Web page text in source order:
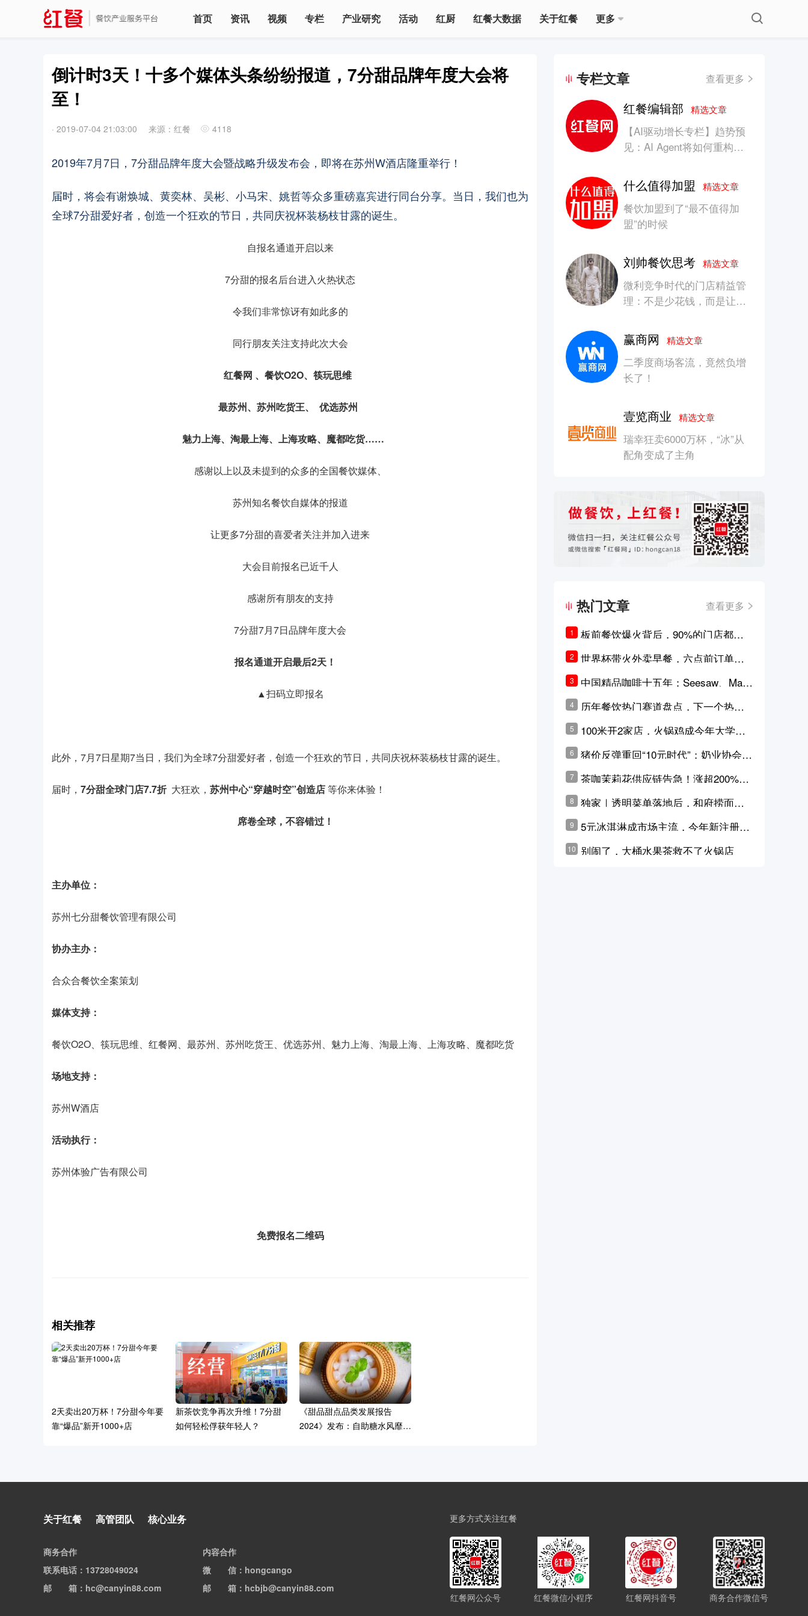
首页 资讯 视频 专栏 产业研究 活动 红厨 红餐大数据 关于红餐 更多
倒计时3天！十多个媒体头条纷纷报道，7分甜品牌年度大会将
至！
· 2019-07-04 21:03:00 来源：红餐 4118
2019年7月7日，7分甜品牌年度大会暨战略升级发布会，即将在苏州W酒店隆重举行！
届时，将会有谢焕城、黄奕林、吴彬、小马宋、姚哲等众多重磅嘉宾进行同台分享。当日，我们也为
全球7分甜爱好者，创造一个狂欢的节日，共同庆祝杯装杨枝甘露的诞生。
自报名通道开启以来
7分甜的报名后台进入火热状态
令我们非常惊讶有如此多的
同行朋友关注支持此次大会
红餐网 、餐饮O2O、筷玩思维
最苏州、苏州吃货王、 优选苏州
魅力上海、淘最上海、上海攻略、魔都吃货……
感谢以上以及未提到的众多的全国餐饮媒体、
苏州知名餐饮自媒体的报道
让更多7分甜的喜爱者关注并加入进来
大会目前报名已近千人
感谢所有朋友的支持
7分甜7月7日品牌年度大会
报名通道开启最后2天！
▲扫码立即报名
此外，7月7日星期7当日，我们为全球7分甜爱好者，创造一个狂欢的节日，共同庆祝杯装杨枝甘露的诞生。
届时， 7分甜全球门店7.7折 大狂欢， 苏州中心“穿越时空”创造店等你来体验！
席卷全球，不容错过！
主办单位：
苏州七分甜餐饮管理有限公司
协办主办：
合众合餐饮全案策划
媒体支持：
餐饮O2O、筷玩思维、红餐网、最苏州、苏州吃货王、优选苏州、魅力上海、淘最上海、上海攻略、魔都吃货
场地支持：
苏州W酒店
活动执行：
苏州体验广告有限公司
免费报名二维码
相关推荐
2天卖出20万杯！7分甜今年要
靠“爆品”新开1000+店
新茶饮竞争再次升维！7分甜
如何轻松俘获年轻人？
《甜品甜点品类发展报告
2024》发布：自助糖水风靡，
辑：有空间的品类、强记忆力
专栏文章 查看更多
红餐编辑部精选文章
【AI驱动增长专栏】趋势预
见：AI Agent将如何重构消
什么值得加盟精选文章
餐饮加盟到了“最不值得加
盟”的时候
刘帅餐饮思考精选文章
微利竞争时代的门店精益管
理：不是少花钱，而是让每
赢商网精选文章
二季度商场客流，竟然负增
长了！
壹览商业精选文章
瑞幸狂卖6000万杯，“冰”从
配角变成了主角
热门文章 查看更多
1
板前餐饮爆火背后，90%的门店都只
是徒有其表的刻意作秀？
2
世界杯带火外卖早餐，六点前订单大
3
中国精品咖啡十五年：Seesaw、Man
ner、M Stand为何结出了不同的果
实？
4
历年餐饮热门赛道盘点，下一个热门
5
100米开2家店，火锅鸡成今年大学城
6
猪价反弹重回“10元时代”；奶业协会称
原奶价格现回暖迹象
7
茶咖茉莉花供应链告急！涨超200%，
横州花价冲破50元一斤
8
独家｜透明菜单落地后，和府捞面李
学林公布未来10年计划
9
5元冰淇淋成市场主流，今年新注册相
10 别闹了，大桶水果茶救不了火锅店
关于红餐 高管团队 核心业务
商务合作
联系电话 ：13728049024
邮箱：hc@canyin88.com
内容合作
微信：hongcango
邮箱：hcbjb@canyin88.com
更多方式关注红餐
红餐网公众号 红餐微信小程序 红餐网抖音号 商务合作微信号